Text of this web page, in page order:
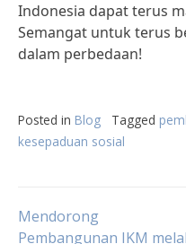
Indonesia dapat terus
Semangat untuk terus
dalam perbedaan!
Posted in Blog Tagged
kesepaduan sosial
Post
Mendorong
Pembangunan IKM